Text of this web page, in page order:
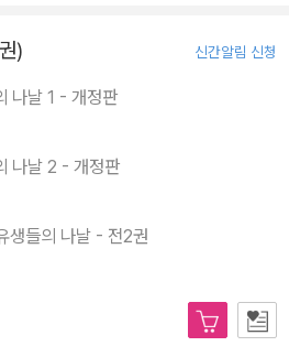
) 신간알림 신청
나날 1 - 개정판
나날 2 - 개정판
생들의 나날 - 전2권